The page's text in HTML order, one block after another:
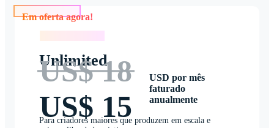
Unlimited
US$ 18
US$ 15
USD por mês
faturado
anualmente
Para criadores maiores que produzem em escala e